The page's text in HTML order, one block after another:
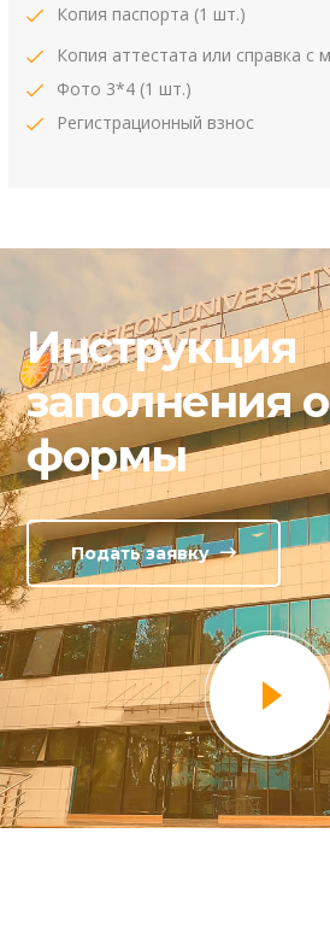
Копия паспорта (1 шт.)
Копия аттестата или справка с
Фото 3*4 (1 шт.)
Регистрационный взнос
Инструкция
заполнения
формы
Подать заявку